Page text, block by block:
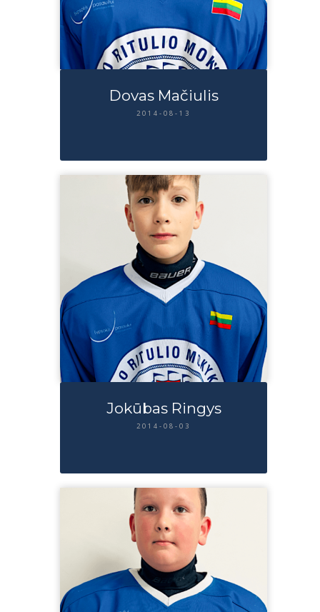
Dovas Mačiulis
2014-08-13
Jokūbas Ringys
2014-08-03